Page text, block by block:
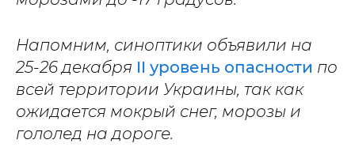
Напомним, синоптики объявили на
25-26 декабря II уровень опасности по
всей территории Украины, так как
ожидается мокрый снег, морозы и
гололед на дороге.